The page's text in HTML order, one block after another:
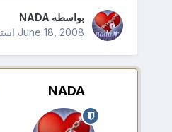
بواسطه NADA
June 18, 2008
NADA